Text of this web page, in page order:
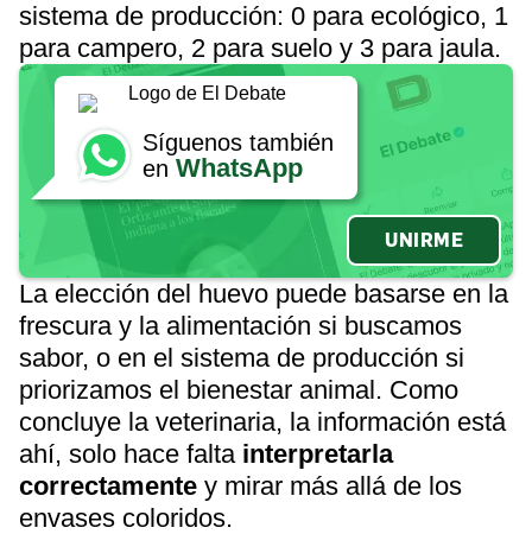
sistema de producción: 0 para ecológico, 1
para campero, 2 para suelo y 3 para jaula.
Síguenos también
en WhatsApp
UNIRME
La elección del huevo puede basarse en la
frescura y la alimentación si buscamos
sabor, o en el sistema de producción si
priorizamos el bienestar animal. Como
concluye la veterinaria, la información está
ahí, solo hace faltainterpretarla
correctamente y mirar más allá de los
envases coloridos.